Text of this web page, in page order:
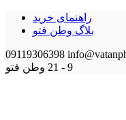
راهنمای خرید
بلاگ وطن فتو
09119306398
9 - 21
وطن فتو